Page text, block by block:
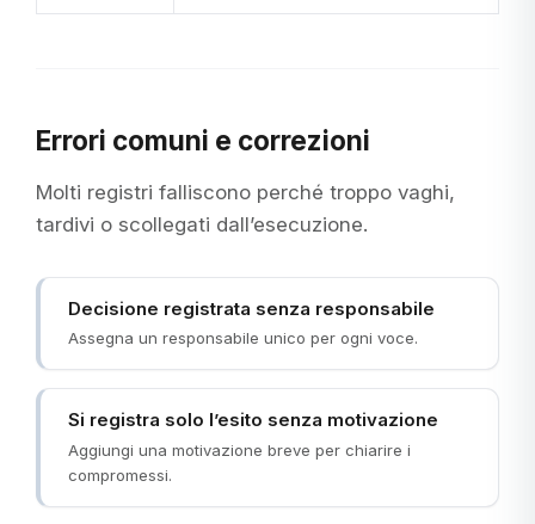
Errori comuni e correzioni
Molti registri falliscono perché troppo vaghi,
tardivi o scollegati dall’esecuzione.
Decisione registrata senza responsabile
Assegna un responsabile unico per ogni voce.
Si registra solo l’esito senza motivazione
Aggiungi una motivazione breve per chiarire i
compromessi.